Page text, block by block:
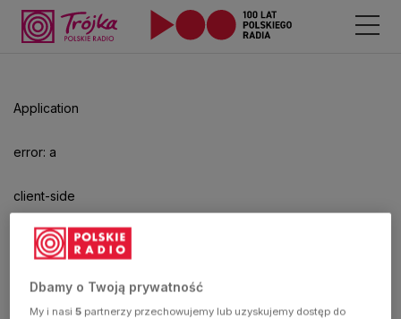
Application
error: a
client-side
exception
has
aby
odtwarzać.
Dbamy o Twoją prywatność
My i nasi5 partnerzy przechowujemy lub uzyskujemy dostęp do